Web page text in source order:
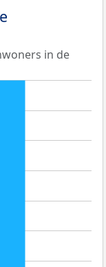
in de